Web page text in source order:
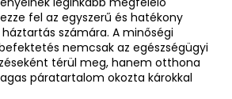
e
l
e
m
e
fel az egyszerű és hatékony
számára. A minőségi
nemcsak az egészségügyi
térül meg, hanem otthona
páratartalom okozta károkkal